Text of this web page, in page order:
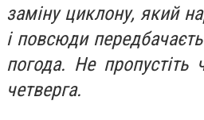
заміну циклону, який
і повсюди
погода. Не пропустіть
четверга.